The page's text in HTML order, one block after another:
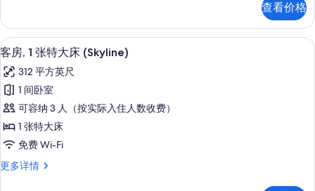
海
湾
景
观
的
所
有
照
片
双
人
床,
湾
景
观
更
多
信
息
查看价格
显
示
客
房,
1
张
特
大
高档床上用品、客房内保险箱、办公
6
客房, 1 张特大床 (Skyline)
312 平方英尺
1 间卧室
可容纳 3 人（按实际入住人数收费）
1 张特大床
免费 Wi-Fi
更多详情
客